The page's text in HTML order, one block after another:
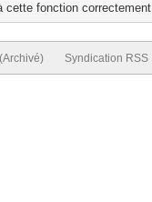
cette fonction
Syndication RSS